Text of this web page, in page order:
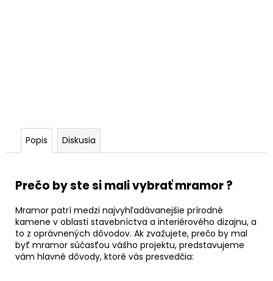
Popis Diskusia
Prečo by ste si mali vybrať mramor ?
Mramor patrí medzi najvyhľadávanejšie prírodné
kamene v oblasti stavebníctva a interiérového dizajnu, a
to z oprávnených dôvodov. Ak zvažujete, prečo by mal
byť mramor súčasťou vášho projektu, predstavujeme
vám hlavné dôvody, ktoré vás presvedčia: